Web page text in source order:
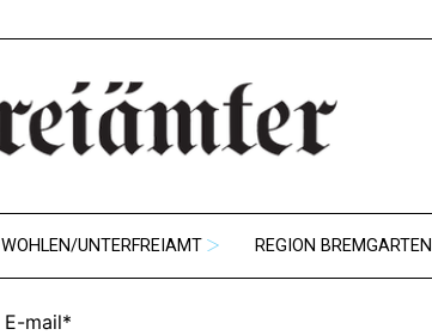
WOHLEN/UNTERFREIAMT REGION BREMGARTEN
E-mail*